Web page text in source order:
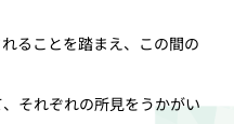
ることを踏まえ、この間の
それぞれの所見をうかがい